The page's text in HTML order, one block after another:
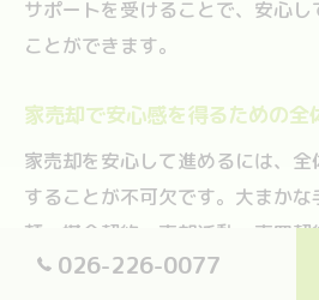
サポートを受けることで、安心
ことができます。
家売却で安心感を得るための全
家売却を安心して進めるには、全
することが不可欠です。大まかな
頼→媒介契約→売却活動→売買契
れで進みます。各段階で必要な書
026-226-0077